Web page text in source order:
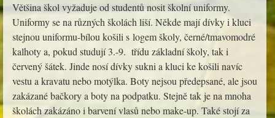
Většina škol vyžaduje od studentů nosit školní uniformy.
Uniformy se na různých školách liší. Někde mají dívky i kluci
stejnou uniformu-bílou košili s logem školy, černé/tmavomodré
kalhoty a, pokud studují 3.-9. třídu základní školy, tak i
červený šátek. Jinde nosí dívky sukni a kluci ke košili navíc
vestu a kravatu nebo motýlka. Boty nejsou předepsané, ale jsou
zakázané bačkory a boty na podpatku. Stejně tak je na mnoha
školách zakázáno i barvení vlasů nebo make-up. Také stojí za